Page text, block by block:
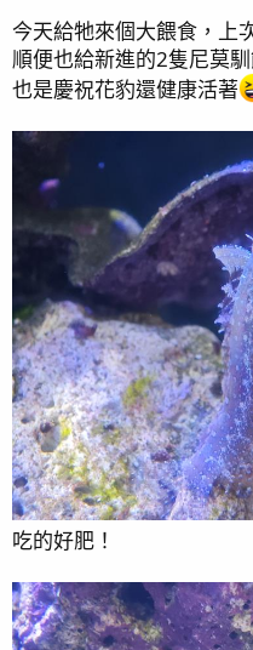
a
i
o
n
s
：
s3399188,
今天給牠來個大餵食，上
順便也給新進的2隻尼莫
也是慶祝花豹還健康活著
吃的好肥！